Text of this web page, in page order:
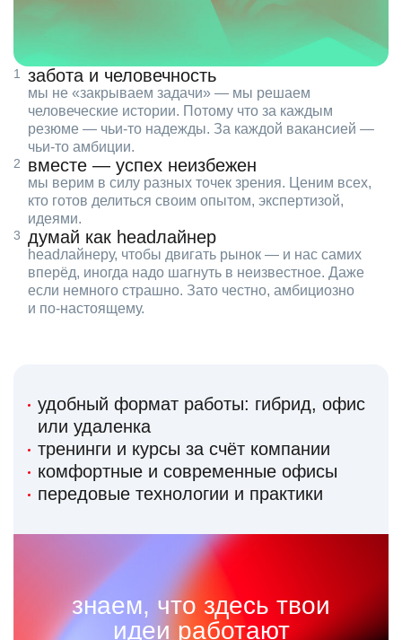
забота и человечность
мы не «закрываем задачи» — мы решаем
человеческие истории. Потому что за каждым
резюме — чьи‑то надежды. За каждой вакансией —
чьи‑то амбиции.
вместе — успех неизбежен
мы верим в силу разных точек зрения. Ценим всех,
кто готов делиться своим опытом, экспертизой,
идеями.
думай как headлайнер
headлайнеру, чтобы двигать рынок — и нас самих
вперёд, иногда надо шагнуть в неизвестное. Даже
если немного страшно. Зато честно, амбициозно
и по‑настоящему.
удобный формат работы: гибрид, офис
или удаленка
тренинги и курсы за счёт компании
комфортные и современные офисы
передовые технологии и практики
знаем, что здесь твои
идеи работают